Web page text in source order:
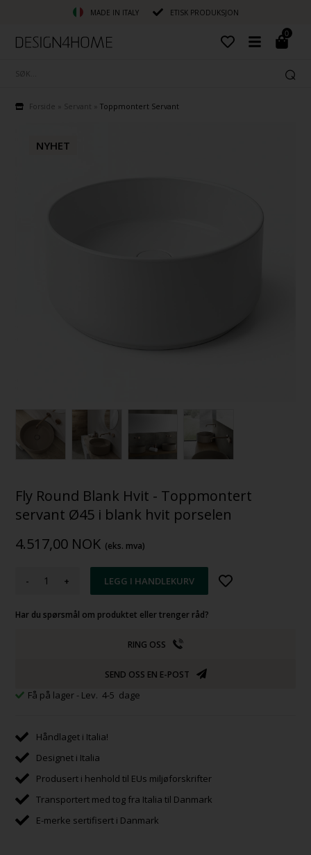
MADE IN ITALY ETISK PRODUKSJON
0
Forside Servant »Toppmontert Servant
NYHET
Fly Round Blank Hvit - Toppmontert
servant Ø45 i blank hvit porselen
4.517,00 NOK (eks. mva)
- +
Har du spørsmål om produktet eller trenger råd?
RING OSS
SEND OSS EN E-POST
Få på lager - Lev. 4-5 dage
Håndlaget i Italia!
Designet i Italia
Produsert i henhold til EUs miljøforskrifter
Transportert med tog fra Italia til Danmark
E-merke sertifisert i Danmark